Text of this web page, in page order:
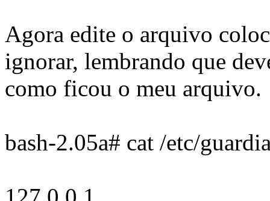
Agora edite o arquivo
ignorar, lembrando que
como ficou o meu arquivo.
bash-2.05a# cat /etc/